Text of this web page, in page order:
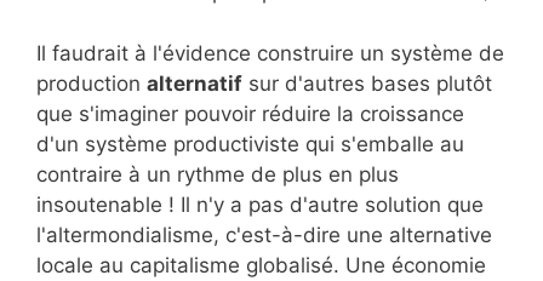
Il faudrait à l'évidence construire un système de
production alternatif sur d'autres bases plutôt
que s'imaginer pouvoir réduire la croissance
d'un système productiviste qui s'emballe au
contraire à un rythme de plus en plus
insoutenable ! Il n'y a pas d'autre solution que
l'altermondialisme, c'est-à-dire une alternative
locale au capitalisme globalisé. Une économie